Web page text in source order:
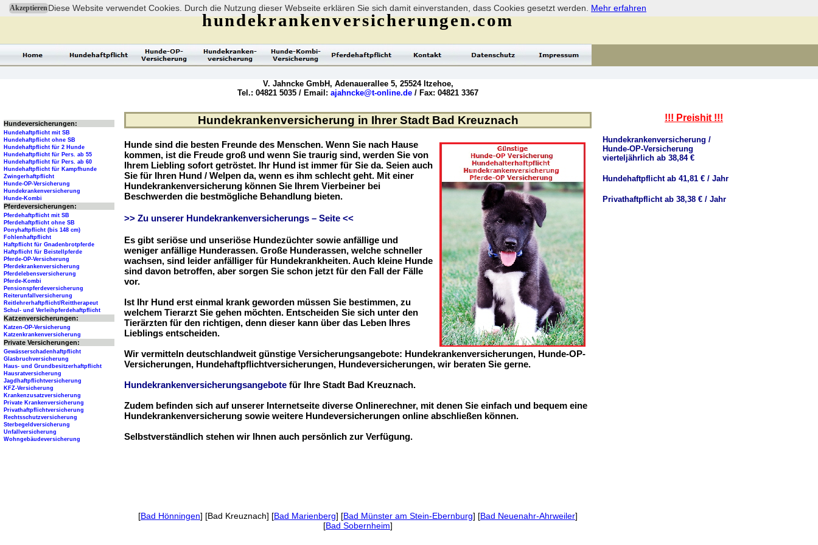
AkzeptierenDiese Website verwendet Cookies. Durch die Nutzung dieser Webseite erklären Sie sich damit einverstanden, dass Cookies gesetzt werden. Mehr erfahren
Hundekrankenversicherung in Ihrer Stadt Bad Kreuznach
Hunde sind die besten Freunde des Menschen. Wenn Sie nach Hause
kommen, ist die Freude groß und wenn Sie traurig sind, werden Sie von
Ihrem Liebling sofort getröstet. Ihr Hund ist immer für Sie da. Seien auch
Sie für Ihren Hund / Welpen da, wenn es ihm schlecht geht. Mit einer
Hundekrankenversicherung können Sie Ihrem Vierbeiner bei
Beschwerden die bestmögliche Behandlung bieten.
>> Zu unserer Hundekrankenversicherungs – Seite <<
Es gibt seriöse und unseriöse Hundezüchter sowie anfällige und
weniger anfällige Hunderassen. Große Hunderassen, welche schneller
wachsen, sind leider anfälliger für Hundekrankheiten. Auch kleine Hunde
sind davon betroffen, aber sorgen Sie schon jetzt für den Fall der Fälle
vor.
Ist Ihr Hund erst einmal krank geworden müssen Sie bestimmen, zu
welchem Tierarzt Sie gehen möchten. Entscheiden Sie sich unter den
Tierärzten für den richtigen, denn dieser kann über das Leben Ihres
Lieblings entscheiden.
Wir vermitteln deutschlandweit günstige Versicherungsangebote: Hundekrankenversicherungen, Hunde-OP-
Versicherungen, Hundehaftpflichtversicherungen, Hundeversicherungen, wir beraten Sie gerne.
Hundekrankenversicherungsangebote für Ihre Stadt Bad Kreuznach.
Zudem befinden sich auf unserer Internetseite diverse Onlinerechner, mit denen Sie einfach und bequem eine
Hundekrankenversicherung sowie weitere Hundeversicherungen online abschließen können.
Selbstverständlich stehen wir Ihnen auch persönlich zur Verfügung.
Hundeversicherungen:
Hundehaftpflicht mit SB
Hundehaftpflicht ohne SB
Hundehaftpflicht für 2 Hunde
Hundehaftpflicht für Pers. ab 55
Hundehaftpflicht für Pers. ab 60
Hundehaftpflicht für Kampfhunde
Zwingerhaftpflicht
Hunde-OP-Versicherung
Hundekrankenversicherung
Hunde-Kombi
Pferdeversicherungen:
Pferdehaftpflicht mit SB
Pferdehaftpflicht ohne SB
Ponyhaftpflicht (bis 148 cm)
Fohlenhaftpflicht
Haftpflicht für Gnadenbrotpferde
Haftpflicht für Beistellpferde
Pferde-OP-Versicherung
Pferdekrankenversicherung
Pferdelebensversicherung
Pferde-Kombi
Pensionspferdeversicherung
Reiterunfallversicherung
Reitlehrerhaftpflicht/Reittherapeut
Schul- und Verleihpferdehaftpflicht
Katzenversicherungen:
Katzen-OP-Versicherung
Katzenkrankenversicherung
Private Versicherungen:
Gewässerschadenhaftpflicht
Glasbruchversicherung
Haus- und Grundbesitzerhaftpflicht
Hausratversicherung
Jagdhaftpflichtversicherung
KFZ-Versicherung
Krankenzusatzversicherung
Private Krankenversicherung
Privathaftpflichtversicherung
Rechtsschutzversicherung
Sterbegeldversicherung
Unfallversicherung
Wohngebäudeversicherung
hundekrankenversicherungen.com
V. Jahncke GmbH, Adenauerallee 5, 25524 Itzehoe,
Tel.: 04821 5035 / Email: ajahncke@t-online.de / Fax: 04821 3367
!!! Preishit !!!
Hundekrankenversicherung /
Hunde-OP-Versicherung
vierteljährlich ab 38,84 €
Hundehaftpflicht ab 41,81 € / Jahr
Privathaftpflicht ab 38,38 € / Jahr
[Bad Hönningen] [Bad Kreuznach] [Bad Marienberg] [Bad Münster am Stein-Ebernburg] [Bad Neuenahr-Ahrweiler]
[Bad Sobernheim]